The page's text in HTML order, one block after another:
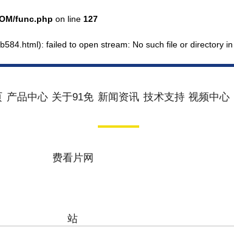
func.php on line 127
failed to open stream: No such file or directory in
产品中心 关于91免
费看片网
站
新闻资讯 技术支持 视频中心